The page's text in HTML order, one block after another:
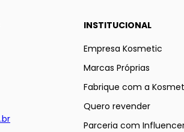
INSTITUCIONAL
Empresa Kosmetic
Marcas Próprias
Fabrique com a
Quero revender
Parceria com